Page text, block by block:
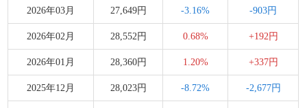
2026年03月 27,649円 -3.16% -903円
2026年02月 28,552円 0.68% +192円
2026年01月 28,360円 1.20% +337円
2025年12月 28,023円 -8.72% -2,677円